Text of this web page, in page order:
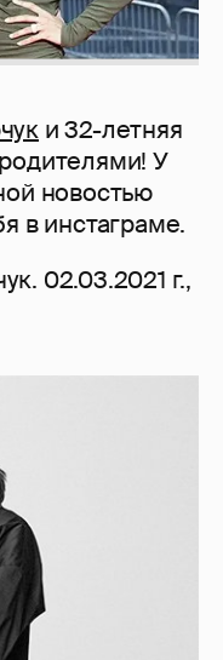
и 32-летняя
У
новостью
в инстаграме.
02.03.2021 г.,